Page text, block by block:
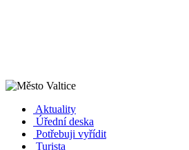
Aktuality
Úřední deska
Potřebuji vyřídit
Turista